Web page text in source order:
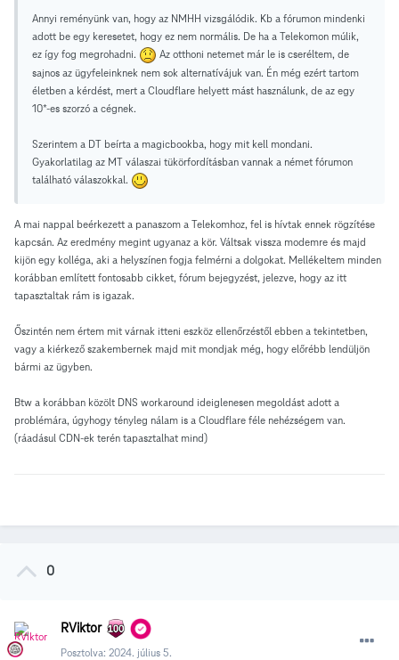
Annyi reményünk van, hogy az NMHH vizsgálódik. Kb a fórumon mindenki
adott be egy keresetet, hogy ez nem normális. De ha a Telekomon múlik,
ez így fog megrohadni.
Az otthoni netemet már le is cseréltem, de
sajnos az ügyfeleinknek nem sok alternatívájuk van. Én még ezért tartom
életben a kérdést, mert a Cloudflare helyett mást használunk, de az egy
10*-es szorzó a cégnek.
Szerintem a DT beírta a magicbookba, hogy mit kell mondani.
Gyakorlatilag az MT válaszai tükörfordításban vannak a német fórumon
található válaszokkal.
A mai nappal beérkezett a panaszom a Telekomhoz, fel is hívtak ennek rögzítése
kapcsán. Az eredmény megint ugyanaz a kör. Váltsak vissza modemre és majd
kijön egy kolléga, aki a helyszínen fogja felmérni a dolgokat. Mellékeltem minden
korábban említett fontosabb cikket, fórum bejegyzést, jelezve, hogy az itt
tapasztaltak rám is igazak.
Őszintén nem értem mit várnak itteni eszköz ellenőrzéstől ebben a tekintetben,
vagy a kiérkező szakembernek majd mit mondjak még, hogy előrébb lendüljön
bármi az ügyben.
Btw a korábban közölt DNS workaround ideiglenesen megoldást adott a
problémára, úgyhogy tényleg nálam is a Cloudflare féle nehézségem van.
(ráadásul CDN-ek terén tapasztalhat mind)
0
RViktor
Posztolva: 2024. július 5.